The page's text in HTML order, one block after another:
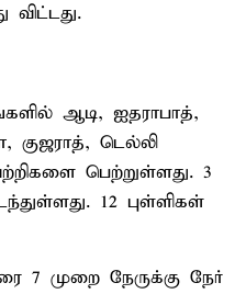
விட்டது.
ஆடி, ஐதராபாத்,
டெல்லி
பெற்றுள்ளது. 3
12 புள்ளிகள்
7 முறை நேருக்கு நேர்